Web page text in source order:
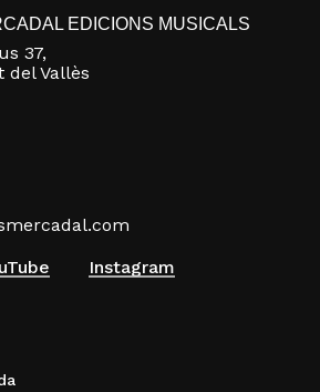
EDICIONS MUSICALS
37,
del Vallès
Instagram